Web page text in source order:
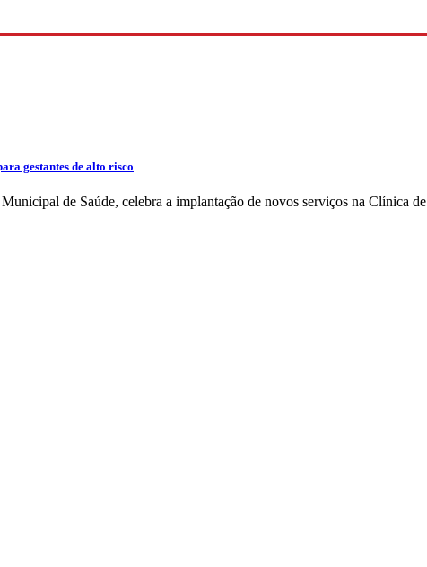
gestantes de alto risco
de Saúde, celebra a implantação de novos serviços na Clínica de